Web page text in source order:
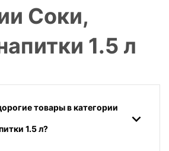
Соки,
1.5 л
товары в категории
1.5 л?